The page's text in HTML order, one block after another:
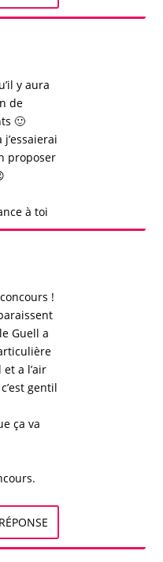
y aura
de
🙂
j’essaierai
proposer
à toi
concours !
Guell a
a l’air
gentil
ça va
.
RÉPONSE